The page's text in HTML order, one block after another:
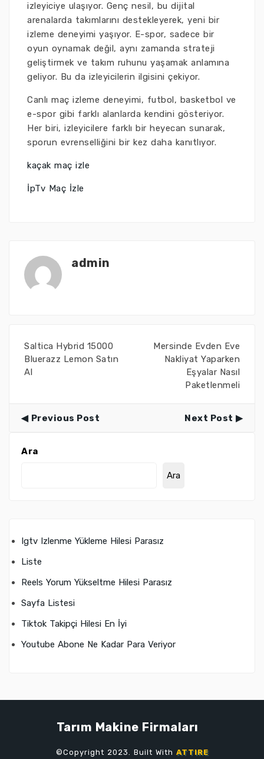
izleyiciye ulaşıyor. Genç nesil, bu dijital
arenalarda takımlarını destekleyerek, yeni bir
izleme deneyimi yaşıyor. E-spor, sadece bir
oyun oynamak değil, aynı zamanda strateji
geliştirmek ve takım ruhunu yaşamak anlamına
geliyor. Bu da izleyicilerin ilgisini çekiyor.
Canlı maç izleme deneyimi, futbol, basketbol ve
e-spor gibi farklı alanlarda kendini gösteriyor.
Her biri, izleyicilere farklı bir heyecan sunarak,
sporun evrenselliğini bir kez daha kanıtlıyor.
kaçak maç izle
İpTv Maç İzle
admin
Saltica Hybrid 15000
Bluerazz Lemon Satın
Al
Mersinde Evden Eve
Nakliyat Yaparken
Eşyalar Nasıl
Paketlenmeli
Previous Post Next Post
Ara
Ara
Igtv Izlenme Yükleme Hilesi Parasız
Liste
Reels Yorum Yükseltme Hilesi Parasız
Sayfa Listesi
Tiktok Takipçi Hilesi En İyi
Youtube Abone Ne Kadar Para Veriyor
Tarım Makine Firmaları
©Copyright 2023. Built With ATTIRE